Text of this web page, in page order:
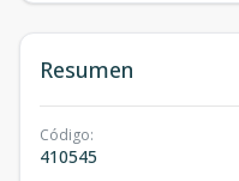
Resumen
Código:
410545